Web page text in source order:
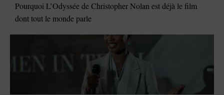
Pourquoi L’Odyssée de Christopher Nolan est déjà le film
dont tout le monde parle